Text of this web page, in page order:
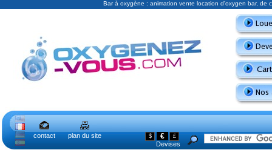
Bar à oxygène : animation vente location d'oxygen bar,
contact plan du site $ € £
Devises